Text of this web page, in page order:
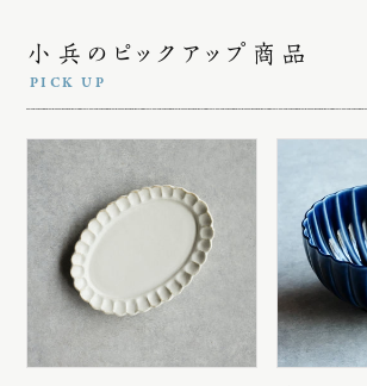
小兵のピックアップ商品